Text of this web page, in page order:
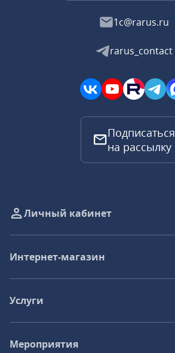
1c@rarus.ru
rarus_contact
Подписаться
на рассылку
Личный кабинет
Интернет-магазин
Услуги
Мероприятия